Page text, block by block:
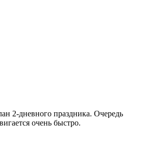
2-дневного праздника. Очередь
очень быстро.